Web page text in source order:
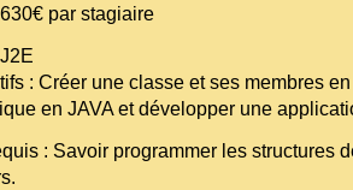
par stagiaire
: Créer une classe et ses membres
en JAVA et développer une
: Savoir programmer les structures